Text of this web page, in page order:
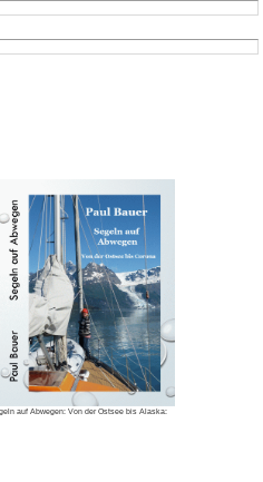
auf Abwegen: Von der Ostsee bis Alaska: